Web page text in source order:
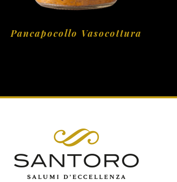
Pancapocollo Vasocottura